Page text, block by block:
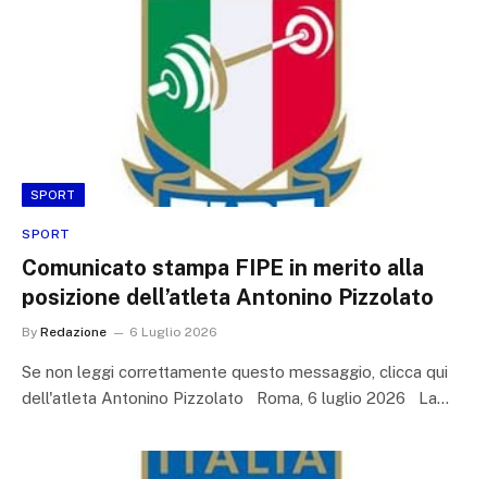
SPORT
SPORT
Comunicato stampa FIPE in merito alla
posizione dell’atleta Antonino Pizzolato
By Redazione 6 Luglio 2026
Se non leggi correttamente questo messaggio, clicca qui
dell'atleta Antonino Pizzolato Roma, 6 luglio 2026 La…